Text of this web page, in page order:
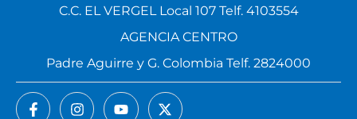
C.C. EL VERGEL Local 107 Telf. 4103554
AGENCIA CENTRO
Padre Aguirre y G. Colombia Telf. 2824000